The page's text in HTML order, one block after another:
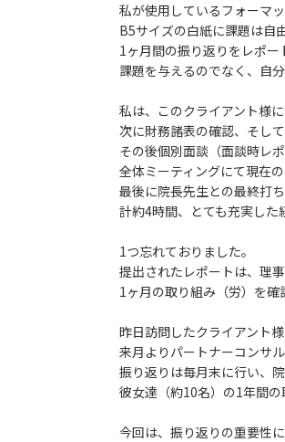
私が使用しているフォーマ
B5サイズの白紙に課題は自
1ヶ月間の振り返りをレポ
課題を与えるのでなく、自
私は、このクライアント様
次に財務諸表の確認、そし
その後個別面談（面談時レ
全体ミーティングにて現在
最後に院長先生との最終打
計約4時間、とても充実し
1つ忘れておりました。
提出されたレポートは、理
1ヶ月の取り組み（労）を
昨日訪問したクライアント
来月よりパートナーコンサ
振り返りは毎月末に行い、
彼女達（約10名）の1年間
今回は、振り返りの重要性